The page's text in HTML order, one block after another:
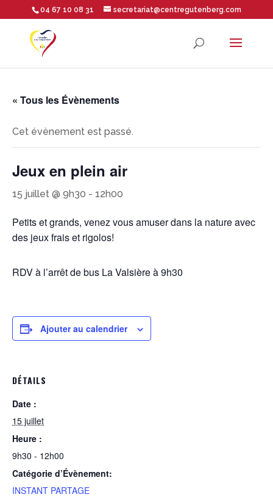
Ouvrir la barre d’outils
04 67 10 08 31 secretariat@centregutenberg.com
« Tous les Évènements
Cet évènement est passé.
Jeux en plein air
15 juillet @ 9h30 - 12h00
Petits et grands, venez vous amuserdans la nature avec
des jeux frais et rigolos!
RDV à l’arrêt de bus La Valsière à 9h30
Ajouter au calendrier
DÉTAILS
Date :
15 juillet
Heure :
9h30 - 12h00
Catégorie d’Évènement:
INSTANT PARTAGE